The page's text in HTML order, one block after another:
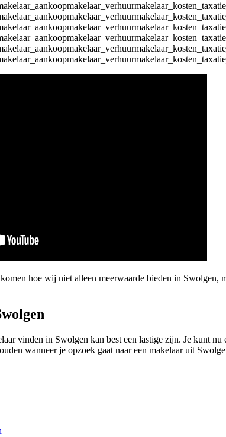
hoe wij niet alleen meerwaarde bieden in
vinden in Swolgen kan best een lastige zijn. Je kunt
wanneer je opzoek gaat naar een makelaar uit